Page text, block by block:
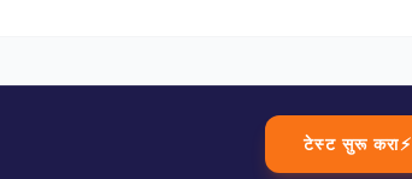
टेस्ट सुरू करा⚡